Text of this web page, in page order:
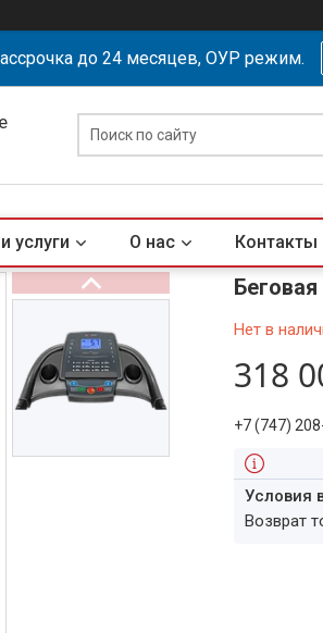
до 24 месяцев, ОУР режим.
услуги О нас Контакты
Нет в
318
+7 (747)
возврат